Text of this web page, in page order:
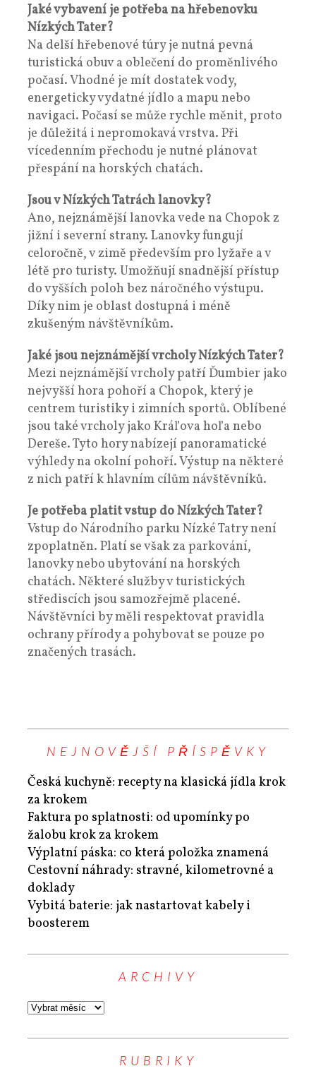
Jaké vybavení je potřeba na hřebenovku
Nízkých Tater?
Na delší hřebenové túry je nutná pevná
turistická obuv a oblečení do proměnlivého
počasí. Vhodné je mít dostatek vody,
energeticky vydatné jídlo a mapu nebo
navigaci. Počasí se může rychle měnit, proto
je důležitá i nepromokavá vrstva. Při
vícedenním přechodu je nutné plánovat
přespání na horských chatách.
Jsou v Nízkých Tatrách lanovky?
Ano, nejznámější lanovka vede na Chopok z
jižní i severní strany. Lanovky fungují
celoročně, v zimě především pro lyžaře a v
létě pro turisty. Umožňují snadnější přístup
do vyšších poloh bez náročného výstupu.
Díky nim je oblast dostupná i méně
zkušeným návštěvníkům.
Jaké jsou nejznámější vrcholy Nízkých Tater?
Mezi nejznámější vrcholy patří Ďumbier jako
nejvyšší hora pohoří a Chopok, který je
centrem turistiky i zimních sportů. Oblíbené
jsou také vrcholy jako Kráľova hoľa nebo
Dereše. Tyto hory nabízejí panoramatické
výhledy na okolní pohoří. Výstup na některé
z nich patří k hlavním cílům návštěvníků.
Je potřeba platit vstup do Nízkých Tater?
Vstup do Národního parku Nízké Tatry není
zpoplatněn. Platí se však za parkování,
lanovky nebo ubytování na horských
chatách. Některé služby v turistických
střediscích jsou samozřejmě placené.
Návštěvníci by měli respektovat pravidla
ochrany přírody a pohybovat se pouze po
značených trasách.
NEJNOVĚJŠÍ PŘÍSPĚVKY
Česká kuchyně: recepty na klasická jídla krok
za krokem
Faktura po splatnosti: od upomínky po
žalobu krok za krokem
Výplatní páska: co která položka znamená
Cestovní náhrady: stravné, kilometrovné a
doklady
Vybitá baterie: jak nastartovat kabely i
boosterem
ARCHIVY
RUBRIKY